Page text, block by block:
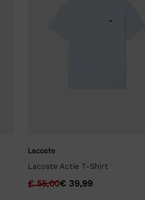
Lacoste
Lacoste Actie T-Shirt
€55,00€ 39,99